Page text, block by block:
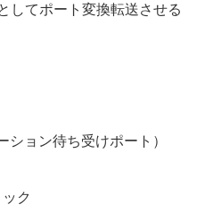
してポート変換転送させる
ション待ち受けポート）
ク